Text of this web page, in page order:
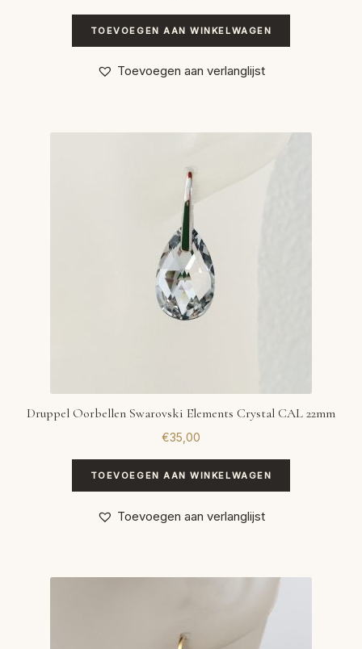
TOEVOEGEN AAN WINKELWAGEN
Toevoegen aan verlanglijst
Druppel Oorbellen Swarovski Elements Crystal CAL 22mm
€35,00
TOEVOEGEN AAN WINKELWAGEN
Toevoegen aan verlanglijst